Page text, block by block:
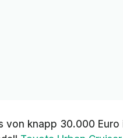
von knapp 30.000